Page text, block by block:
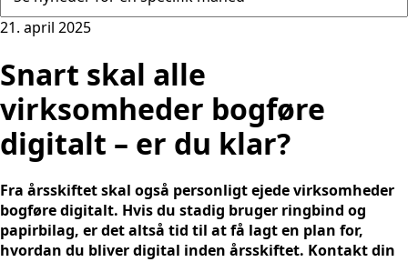
21. april 2025
Snart skal alle
virksomheder bogføre
digitalt – er du klar?
Fra årsskiftet skal også personligt ejede virksomheder
bogføre digitalt. Hvis du stadig bruger ringbind og
papirbilag, er det altså tid til at få lagt en plan for,
hvordan du bliver digital inden årsskiftet. Kontakt din